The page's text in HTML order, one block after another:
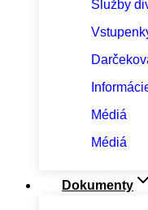
Služby
Médiá
Médiá
Dokumenty